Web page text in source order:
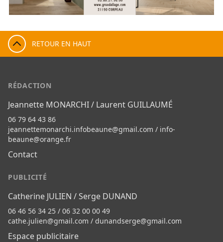
RETOUR EN HAUT
RÉDACTION
Jeannette MONARCHI / Laurent GUILLAUMÉ
06 79 64 43 86
jeannettemonarchi.infobeaune@gmail.com / info-
beaune@orange.fr
Contact
PUBLICITÉ
Catherine JULIEN / Serge DUNAND
06 46 56 34 25 / 06 32 00 00 49
cathe.julien@gmail.com / dunandserge@gmail.com
Espace publicitaire